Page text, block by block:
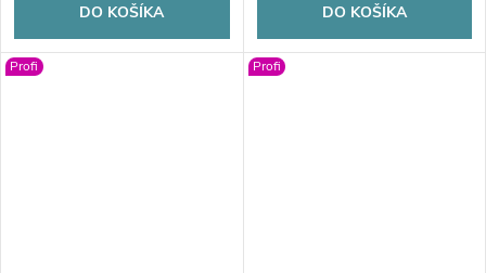
DO KOŠÍKA DO KOŠÍKA
Profi Profi